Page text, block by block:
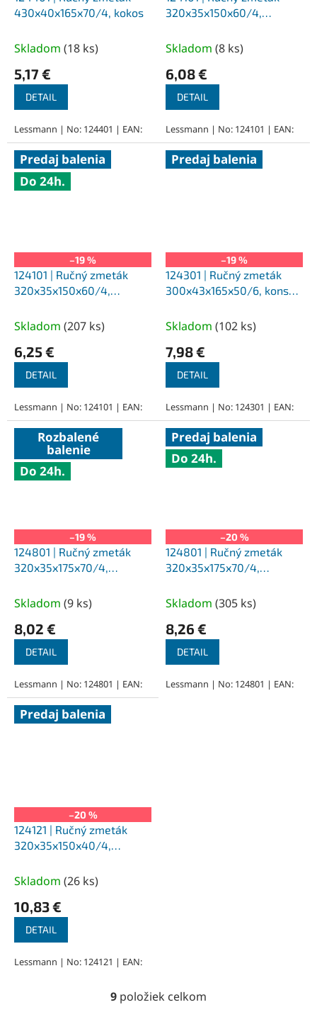
430x40x165x70/4, kokos
Skladom (18 ks)
5,17 €
DETAIL
Lessmann | No: 124401 | EAN:
320x35x150x60/4,
Skladom (8 ks)
6,08 €
DETAIL
Lessmann | No: 124101 | EAN:
Predaj balenia
Do 24h.
–19 %
124101 | Ručný zmeták
320x35x150x60/4,
Skladom (207 ks)
6,25 €
DETAIL
Lessmann | No: 124101 | EAN:
Predaj balenia
–19 %
124301 | Ručný zmeták
300x43x165x50/6, konský
Skladom (102 ks)
7,98 €
DETAIL
Lessmann | No: 124301 | EAN:
Rozbalené
balenie
Do 24h.
–19 %
124801 | Ručný zmeták
320x35x175x70/4,
Skladom (9 ks)
8,02 €
DETAIL
Lessmann | No: 124801 | EAN:
Predaj balenia
Do 24h.
–20 %
124801 | Ručný zmeták
320x35x175x70/4,
Skladom (305 ks)
8,26 €
DETAIL
Lessmann | No: 124801 | EAN:
Predaj balenia
–20 %
124121 | Ručný zmeták
320x35x150x40/4,
0,25
Skladom (26 ks)
10,83 €
DETAIL
Lessmann | No: 124121 | EAN:
O
9 položiek celkom